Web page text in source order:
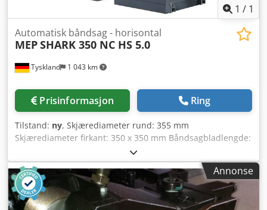
1 / 1
Tyskland 1 043 km
Automatisk båndsag - horisontal
MEPSHARK 350 NC HS 5.0
Prisinformasjon Ring
Tilstand: ny, Skjærediameter rund: 355 mm
Skjærediameter firkant: 350 x 350 mm Båndsagbladlengde:
4640 x 34 x 1,1 mm Bordhøyde: mm Dodofg E Hzjpfx Abpjkr
Båndhastighet: 15 - 115 m/min Samlet effektbehov: 4,0 kW
Maskinvekt ca.: 2,8 t Mål L x B x H: 3,1 x 2,2 x 2,2 m Shark
350 NC HS 5.0, automatisk hydraulisk båndsag med
dobbelt søylekonstruksjon for 0°-kapping av
Annonse